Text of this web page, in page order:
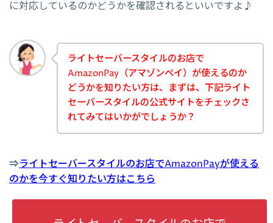
に対応しているのかどうかを確認されるといいですよ♪
ライトセーバースタイルのお店で
AmazonPay（アマゾンペイ）が使えるのか
どうかを知りたい方は、まずは、下記ライト
セーバースタイルの公式サイトをチェックさ
れてみてはいかがでしょうか？
⇒ライトセーバースタイルのお店でAmazonPayが使える
のかを今すぐ知りたい方はこちら